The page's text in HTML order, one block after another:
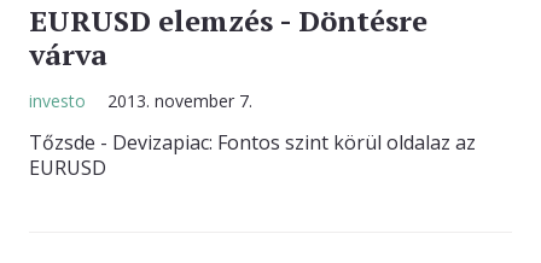
EURUSD elemzés - Döntésre
várva
investo 2013. november 7.
Tőzsde - Devizapiac: Fontos szint körül oldalaz az
EURUSD